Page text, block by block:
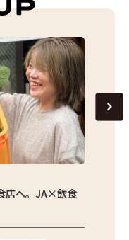
店へ。JA×飲食